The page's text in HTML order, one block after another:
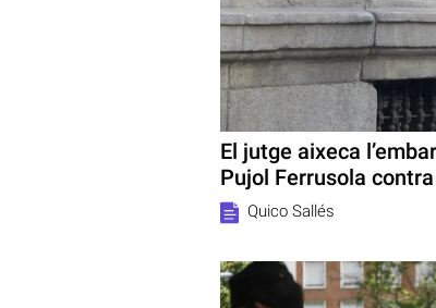
El jutge aixeca
Pujol Ferrusola
Quico Sallés